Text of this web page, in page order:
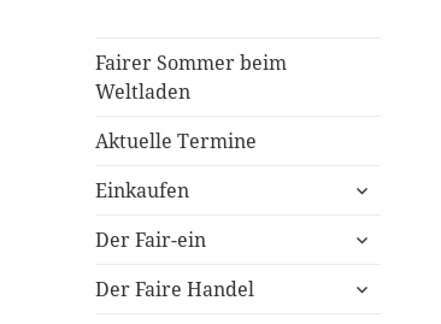
Fairer Sommer beim
Weltladen
Aktuelle Termine
Einkaufen
untermenü
Der Fair-ein
untermenü
Der Faire Handel
untermenü